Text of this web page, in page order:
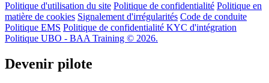
Politique d'utilisation du site Politique de confidentialité Politique en
matière de cookies Signalement d'irrégularités Code de conduite
Politique EMS Politique de confidentialité KYC d'intégration
Politique UBO - BAA Training © 2026.
Devenir pilote